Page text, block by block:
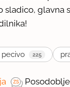
sladico, glavna
225